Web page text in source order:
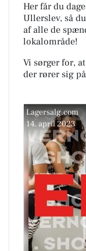
Her får du
Ullerslev, så
af alle de
lokalområde!
Vi sørger for,
der rører sig
Lagersalg.com
14. april 2023